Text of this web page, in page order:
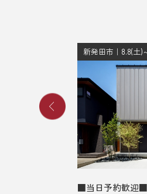
新発田市｜8.8(土)
■当日予約歓迎■